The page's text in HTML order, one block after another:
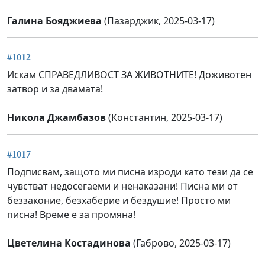
Галина Бояджиева (Пазарджик, 2025-03-17)
#1012
Искам СПРАВЕДЛИВОСТ ЗА ЖИВОТНИТЕ! Доживотен
затвор и за двамата!
Никола Джамбазов(Константин, 2025-03-17)
#1017
Подписвам, защото ми писна изроди като тези да се
чувстват недосегаеми и ненаказани! Писна ми от
беззаконие, безхаберие и бездушие! Просто ми
писна! Време е за промяна!
Цветелина Костадинова (Габрово, 2025-03-17)